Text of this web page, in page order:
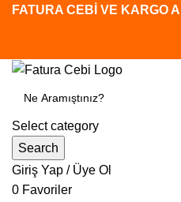
FATURA CEBİ VE KARGO
Select category
Search
Giriş Yap / Üye Ol
0 Favoriler